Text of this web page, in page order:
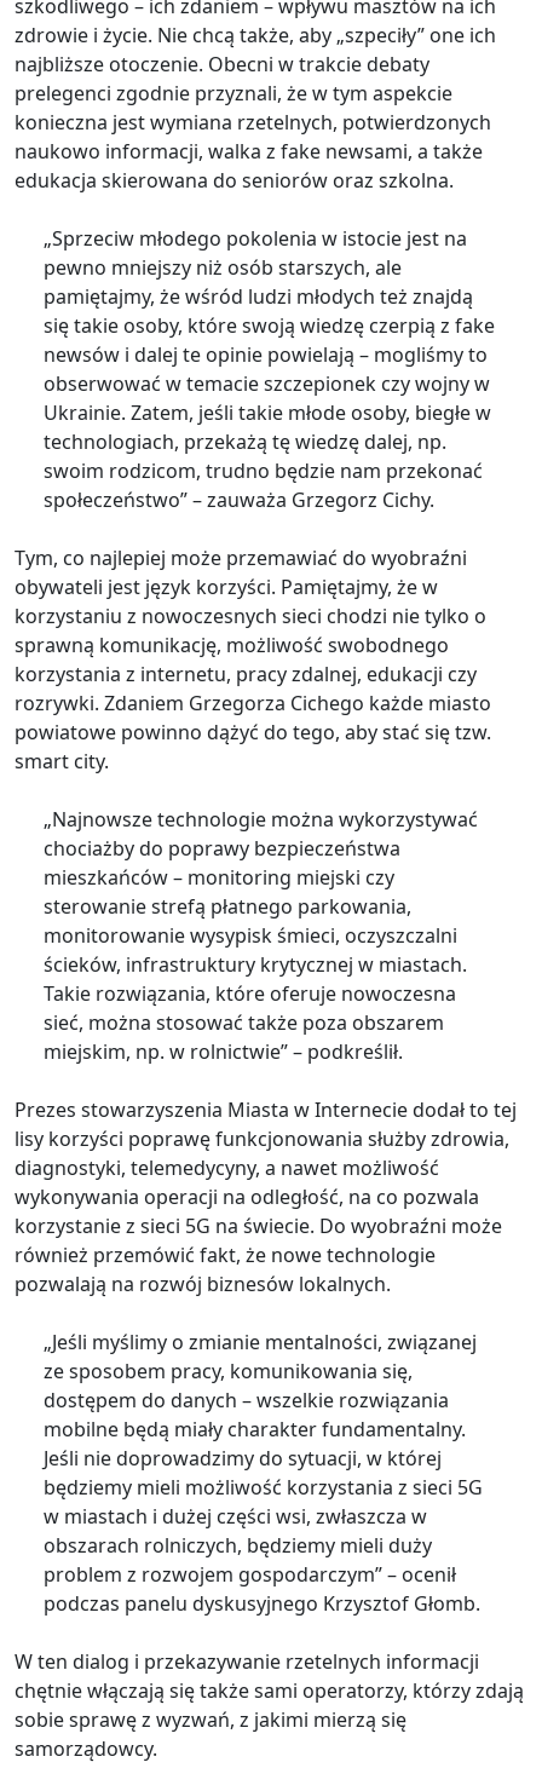
szkodliwego – ich zdaniem – wpływu masztów na ich
zdrowie i życie. Nie chcą także, aby „szpeciły” one ich
najbliższe otoczenie. Obecni w trakcie debaty
prelegenci zgodnie przyznali, że w tym aspekcie
konieczna jest wymiana rzetelnych, potwierdzonych
naukowo informacji, walka z fake newsami, a także
edukacja skierowana do seniorów oraz szkolna.
„Sprzeciw młodego pokolenia w istocie jest na
pewno mniejszy niż osób starszych, ale
pamiętajmy, że wśród ludzi młodych też znajdą
się takie osoby, które swoją wiedzę czerpią z fake
newsów i dalej te opinie powielają – mogliśmy to
obserwować w temacie szczepionek czy wojny w
Ukrainie. Zatem, jeśli takie młode osoby, biegłe w
technologiach, przekażą tę wiedzę dalej, np.
swoim rodzicom, trudno będzie nam przekonać
społeczeństwo” – zauważa Grzegorz Cichy.
Tym, co najlepiej może przemawiać do wyobraźni
obywateli jest język korzyści. Pamiętajmy, że w
korzystaniu z nowoczesnych sieci chodzi nie tylko o
sprawną komunikację, możliwość swobodnego
korzystania z internetu, pracy zdalnej, edukacji czy
rozrywki. Zdaniem Grzegorza Cichego każde miasto
powiatowe powinno dążyć do tego, aby stać się tzw.
smart city.
„Najnowsze technologie można wykorzystywać
chociażby do poprawy bezpieczeństwa
mieszkańców – monitoring miejski czy
sterowanie strefą płatnego parkowania,
monitorowanie wysypisk śmieci, oczyszczalni
ścieków, infrastruktury krytycznej w miastach.
Takie rozwiązania, które oferuje nowoczesna
sieć, można stosować także poza obszarem
miejskim, np. w rolnictwie” – podkreślił.
Prezes stowarzyszenia Miasta w Internecie dodał to tej
lisy korzyści poprawę funkcjonowania służby zdrowia,
diagnostyki, telemedycyny, a nawet możliwość
wykonywania operacji na odległość, na co pozwala
korzystanie z sieci 5G na świecie. Do wyobraźni może
również przemówić fakt, że nowe technologie
pozwalają na rozwój biznesów lokalnych.
„Jeśli myślimy o zmianie mentalności, związanej
ze sposobem pracy, komunikowania się,
dostępem do danych – wszelkie rozwiązania
mobilne będą miały charakter fundamentalny.
Jeśli nie doprowadzimy do sytuacji, w której
będziemy mieli możliwość korzystania z sieci 5G
w miastach i dużej części wsi, zwłaszcza w
obszarach rolniczych, będziemy mieli duży
problem z rozwojem gospodarczym” – ocenił
podczas panelu dyskusyjnego Krzysztof Głomb.
W ten dialog i przekazywanie rzetelnych informacji
chętnie włączają się także sami operatorzy, którzy zdają
sobie sprawę z wyzwań, z jakimi mierzą się
samorządowcy.